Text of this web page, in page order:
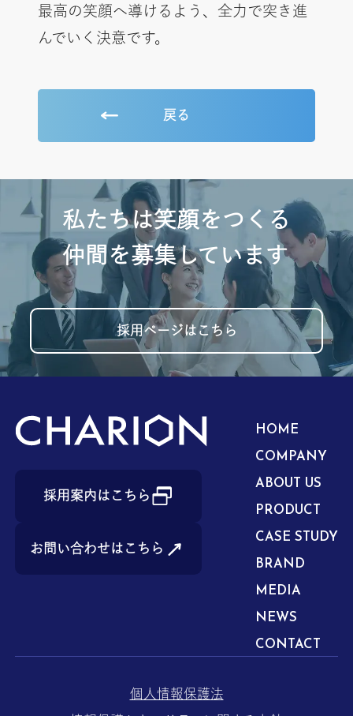
最高の笑顔へ導けるよう、全力で突き進
んでいく決意です。
戻る
私たちは笑顔をつくる
仲間を募集しています
採用ページはこちら
採用案内はこちら
お問い合わせはこちら
HOME
COMPANY
ABOUT US
PRODUCT
CASE STUDY
BRAND
MEDIA
NEWS
CONTACT
個人情報保護法